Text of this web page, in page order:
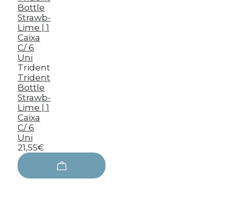
Trident
Trident
Bottle
Strawb-
Lime | 1
Caixa
C/ 6
Uni
21,55€